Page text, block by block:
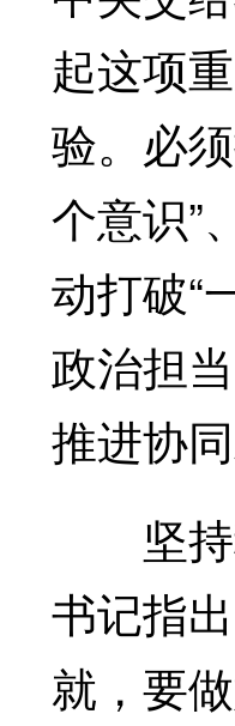
起这项
验。必
个意识”
动打破“
政治担
推进协
坚持
书记指
就，要